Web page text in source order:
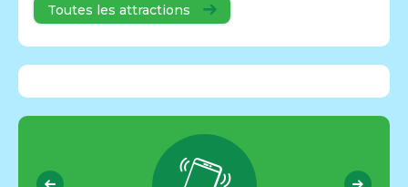
Toutes les attractions